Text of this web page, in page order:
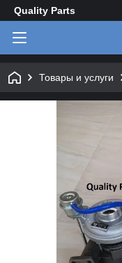
Quality Parts
Товары и услуги